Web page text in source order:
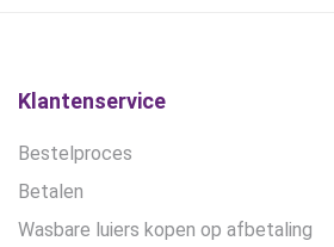
Klantenservice
Bestelproces
Betalen
Wasbare luiers kopen op afbetaling